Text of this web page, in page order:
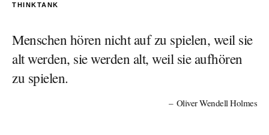
THINKTANK
Menschen hören nicht auf zu spielen, weil sie
alt werden, sie werden alt, weil sie aufhören
zu spielen.
Oliver Wendell Holmes